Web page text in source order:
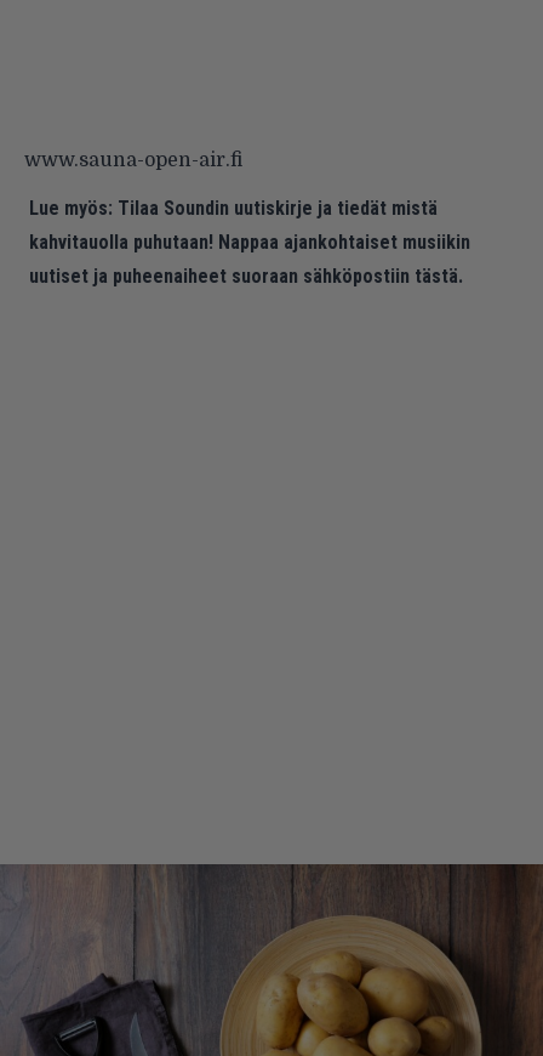
www.sauna-open-air.fi
Lue myös: Tilaa Soundin uutiskirje ja tiedät mistä
kahvitauolla puhutaan! Nappaa ajankohtaiset musiikin
uutiset ja puheenaiheet suoraan sähköpostiin tästä.